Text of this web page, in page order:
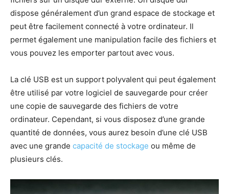
dispose généralement d’un grand espace de stockage et
peut être facilement connecté à votre ordinateur. Il
permet également une manipulation facile des fichiers et
vous pouvez les emporter partout avec vous.
La clé USB est un support polyvalent qui peut également
être utilisé par votre logiciel de sauvegarde pour créer
une copie de sauvegarde des fichiers de votre
ordinateur. Cependant, si vous disposez d’une grande
quantité de données, vous aurez besoin d’une clé USB
avec une grande capacité de stockage ou même de
plusieurs clés.